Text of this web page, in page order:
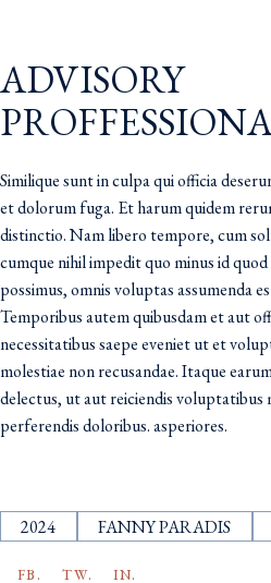
ADVISORY
Similique sunt in culpa qui officia
et dolorum fuga. Et harum quidem
distinctio. Nam libero tempore, cum
cumque nihil impedit quo minus id
possimus, omnis voluptas assumenda
Temporibus autem quibusdam et aut
necessitatibus saepe eveniet ut et
molestiae non recusandae. Itaque
delectus, ut aut reiciendis voluptatibus
perferendis doloribus. asperiores.
2024 FANNY PARADIS
FB. TW. IN.